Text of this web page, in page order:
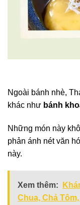
Ngoài bánh nhè,
khác như bánh
Những món này
phản ánh nét văn
này.
Xem thêm:
Chua, Chả